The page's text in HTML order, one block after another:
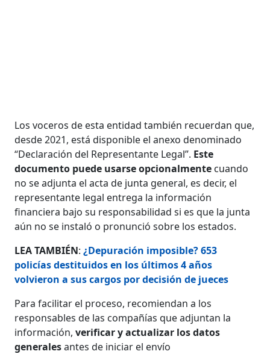
Los voceros de esta entidad también recuerdan que,
desde 2021, está disponible el anexo denominado
“Declaración del Representante Legal”. Este
documento puede usarse opcionalmente cuando
no se adjunta el acta de junta general, es decir, el
representante legal entrega la información
financiera bajo su responsabilidad si es que la junta
aún no se instaló o pronunció sobre los estados.
LEA TAMBIÉN:¿Depuración imposible? 653
policías destituidos en los últimos 4 años
volvieron a sus cargos por decisión de jueces
Para facilitar el proceso, recomiendan a los
responsables de las compañías que adjuntan la
información,verificar y actualizar los datos
generalesantes de iniciar el envío